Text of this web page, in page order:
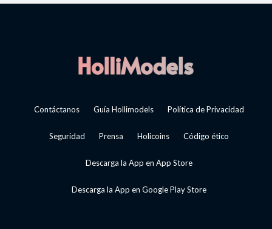
Contáctanos Guía Hollimodels Política de Privacidad
Seguridad Prensa Holicoins Código ético
Descarga la App en App Store
Descarga la App en Google Play Store